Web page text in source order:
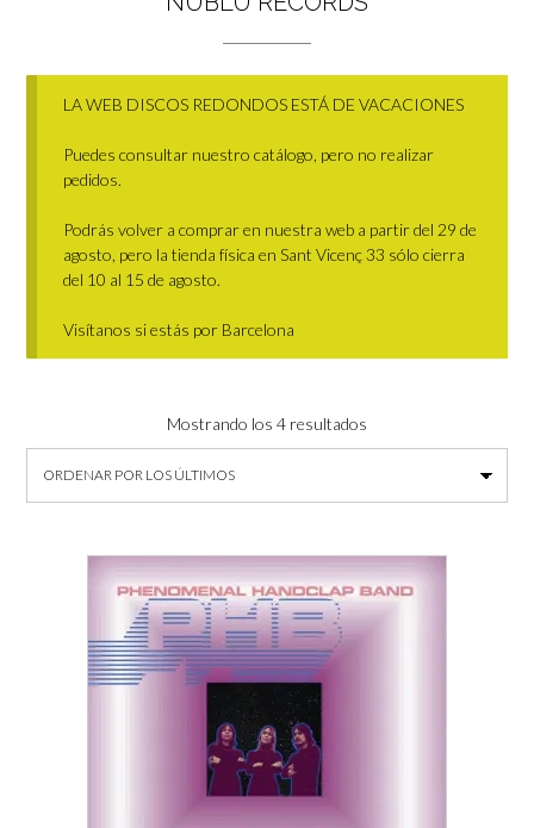
LA WEB DISCOS REDONDOS ESTÁ DE VACACIONES
Puedes consultar nuestro catálogo, pero no realizar
pedidos.
Podrás volver a comprar en nuestra web a partir del 29 de
agosto, pero la tienda física en Sant Vicenç 33 sólo cierra
del 10 al 15 de agosto.
Visítanos si estás por Barcelona
Mostrando los 4 resultados
por
últimos